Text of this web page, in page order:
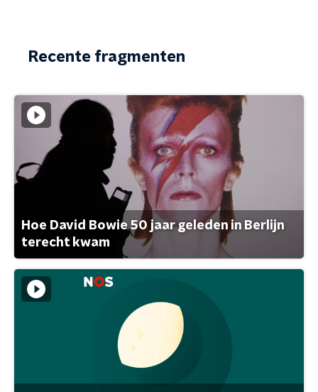
Recente fragmenten
Hoe David Bowie 50 jaar geleden in Berlijn
terecht kwam